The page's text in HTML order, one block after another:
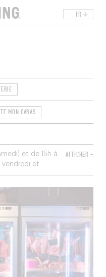
FR
MON CABAS
et de 15h à
vendredi et
et lundi.
AFFICHER +